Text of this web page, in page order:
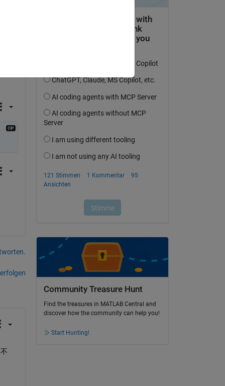
Community Treasure Hunt
Find the treasures in MATLAB Central and
discover how the community can help you!
Start Hunting!